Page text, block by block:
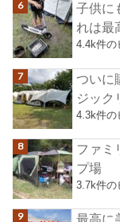
子供に
れは最
4.4k件の
ついに
ジック
4.3k件の
ファミ
プ場
3.7k件の